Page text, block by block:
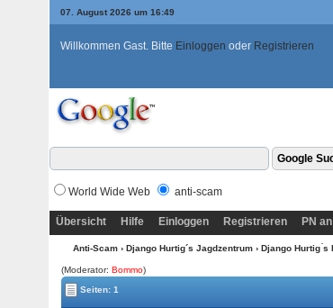
07. August 2026 um 16:49
Willkommen Gast. Bitte Einloggen oder Registrieren
World Wide Web anti-scam
Übersicht Hilfe Einloggen Registrieren PN
Anti-Scam › Django Hurtig´s Jagdzentrum › Django Hurtig ́s
(Moderator:Bommo)
Seiten: 1